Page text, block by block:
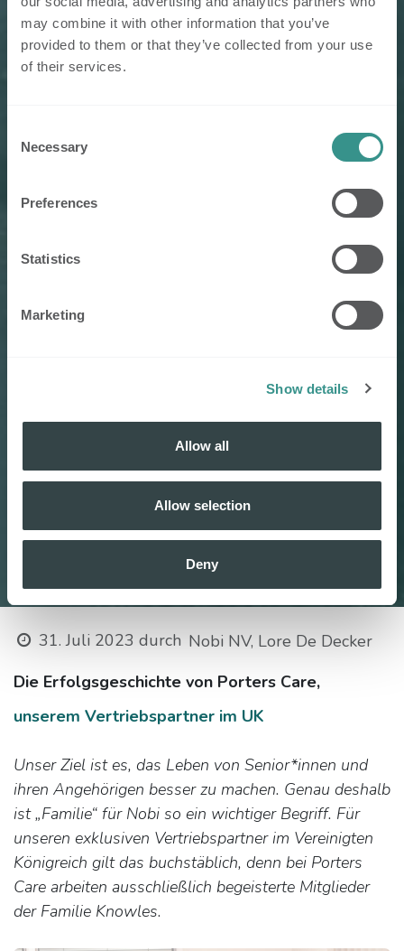
may combine it with other information that you’ve
provided to them or that they’ve collected from your use
of their services.
Selection
Necessary
Preferences
Statistics
Marketing
Show details
Allow all
Allow selection
Deny
31. Juli 2023 durch Nobi NV, Lore De Decker
Die Erfolgsgeschichte von Porters Care,
unserem Vertriebspartner im UK
Unser Ziel ist es, das Leben von Senior*innen und
ihren Angehörigen besser zu machen. Genau deshalb
ist „Familie“ für Nobi so ein wichtiger Begriff. Für
unseren exklusiven Vertriebspartner im Vereinigten
Königreich gilt das buchstäblich, denn bei Porters
Care arbeiten ausschließlich begeisterte Mitglieder
der Familie Knowles.